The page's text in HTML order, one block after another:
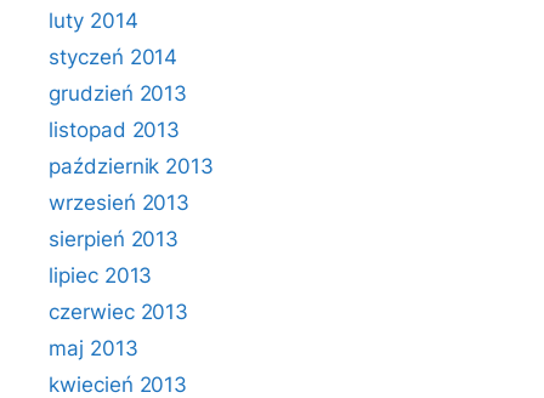
luty 2014
styczeń 2014
grudzień 2013
listopad 2013
październik 2013
wrzesień 2013
sierpień 2013
lipiec 2013
czerwiec 2013
maj 2013
kwiecień 2013